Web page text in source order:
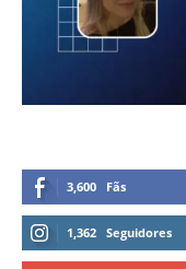
3,600 Fãs
1,362 Seguidores